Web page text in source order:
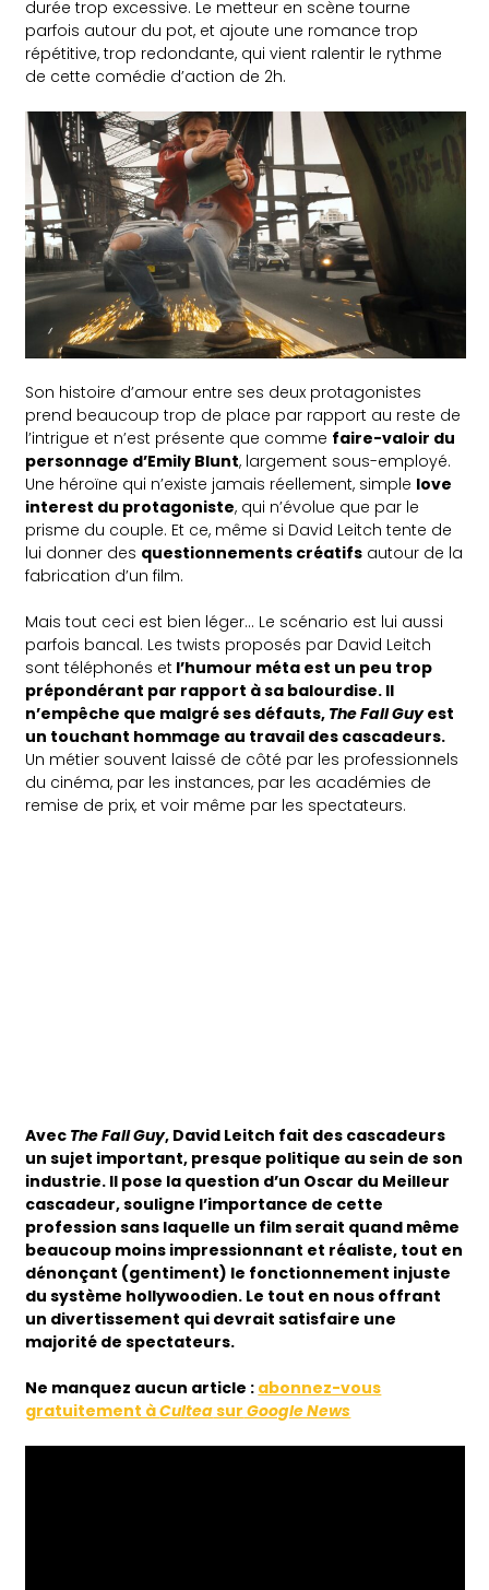
durée trop excessive. Le metteur en scène tourne
parfois autour du pot, et ajoute une romance trop
répétitive, trop redondante, qui vient ralentir le rythme
de cette comédie d’action de 2h.
Son histoire d’amour entre ses deux protagonistes
prend beaucoup trop de place par rapport au reste de
l’intrigue et n’est présente que comme faire-valoir du
personnage d’Emily Blunt, largement sous-employé.
Une héroïne qui n’existe jamais réellement, simple love
interest du protagoniste, qui n’évolue que par le
prisme du couple. Et ce, même si David Leitch tente de
lui donner des questionnements créatifs autour de la
fabrication d’un film.
Mais tout ceci est bien léger… Le scénario est lui aussi
parfois bancal. Les twists proposés par David Leitch
sont téléphonés et l’humour méta est un peu trop
prépondérant par rapport à sa balourdise. Il
n’empêche que malgré ses défauts, The Fall Guyest
un touchant hommage au travail des cascadeurs.
Un métier souvent laissé de côté par les professionnels
du cinéma, par les instances, par les académies de
remise de prix, et voir même par les spectateurs.
Avec The Fall Guy, David Leitch fait des cascadeurs
un sujet important, presque politique au sein de son
industrie. Il pose la question d’un Oscar du Meilleur
cascadeur, souligne l’importance de cette
profession sans laquelle un film serait quand même
beaucoup moins impressionnant et réaliste, tout en
dénonçant (gentiment) le fonctionnement injuste
du système hollywoodien. Le tout en nous offrant
un divertissement qui devrait satisfaire une
majorité de spectateurs.
Ne manquez aucun article : abonnez-vous
gratuitement àCulteasur Google News